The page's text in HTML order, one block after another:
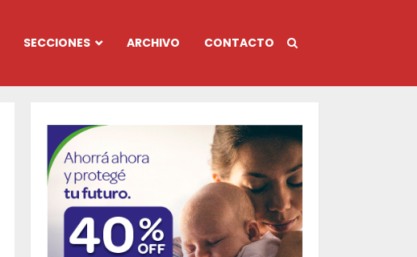
SECCIONES ARCHIVO CONTACTO